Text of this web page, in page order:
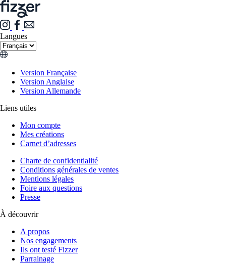
Langues
Version Française
Version Anglaise
Version Allemande
Liens utiles
Mon compte
Mes créations
Carnet d’adresses
Charte de confidentialité
Conditions générales de ventes
Mentions légales
Foire aux questions
Presse
À découvrir
A propos
Nos engagements
Ils ont testé Fizzer
Parrainage